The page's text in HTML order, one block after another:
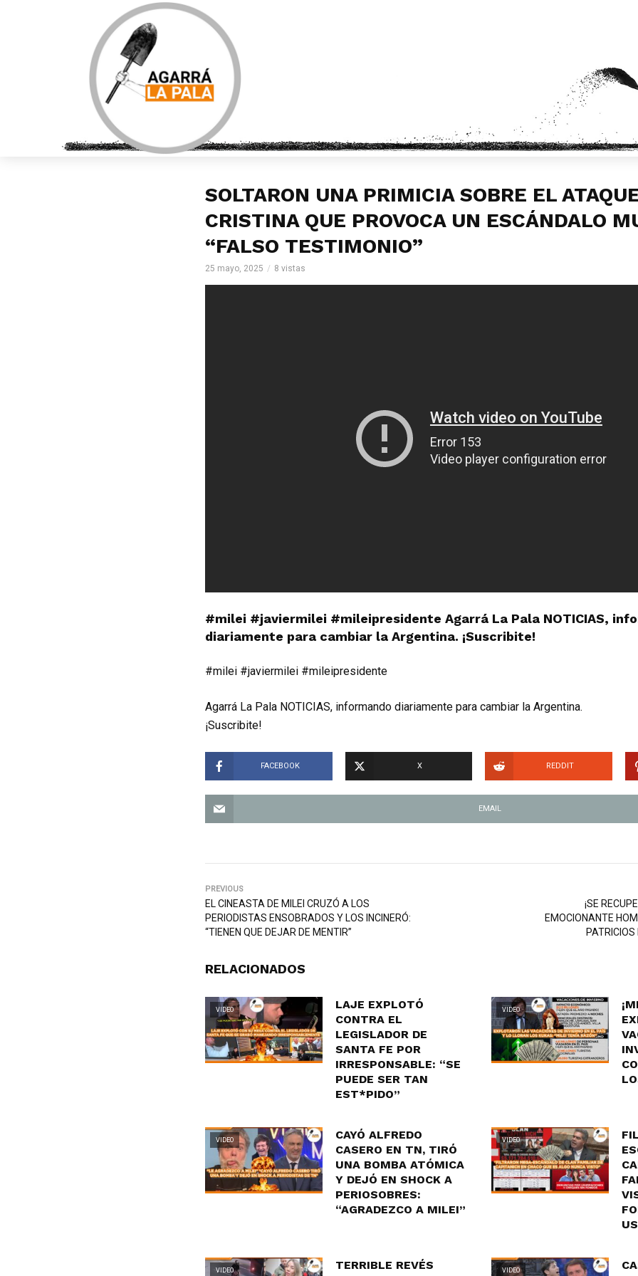
SOLTARON UNA PRIMICIA SOBRE EL
CRISTINA QUE PROVOCA UN ESCÁNDALO
“FALSO TESTIMONIO”
25 mayo, 2025 8 vistas
#milei #javiermilei #mileipresidente Agarrá La Pala NOTICIAS,
diariamente para cambiar la Argentina. ¡Suscribite!
#milei #javiermilei #mileipresidente
Agarrá La Pala NOTICIAS, informando diariamente para cambiar la Argentina.
¡Suscribite!
FACEBOOK X REDDIT
EMAIL
PREVIOUS
EL CINEASTA DE MILEI CRUZÓ A LOS
PERIODISTAS ENSOBRADOS Y LOS INCINERÓ:
“TIENEN QUE DEJAR DE MENTIR”
¡SE
EMOCIONANTE
RELACIONADOS
VIDEO
LAJE EXPLOTÓ
CONTRA EL
LEGISLADOR DE
SANTA FE POR
IRRESPONSABLE: “SE
PUEDE SER TAN
EST*PIDO”
VIDEO
VIDEO
CAYÓ ALFREDO
CASERO EN TN, TIRÓ
UNA BOMBA ATÓMICA
Y DEJÓ EN SHOCK A
PERIOSOBRES:
“AGRADEZCO A MILEI”
VIDEO
VIDEO
TERRIBLE REVÉS
VIDEO